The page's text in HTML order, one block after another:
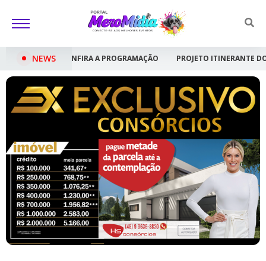
NEWS PROJETO ITINERANTE DO CORAL SHOW CRIANÇA